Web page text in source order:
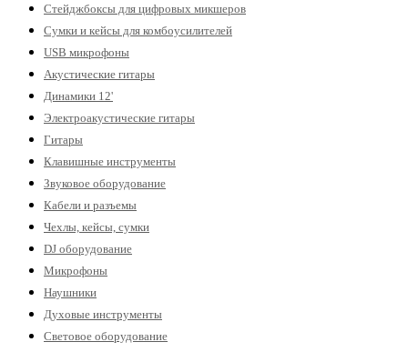
Стейджбоксы для цифровых микшеров
Сумки и кейсы для комбоусилителей
USB микрофоны
Акустические гитары
Динамики 12'
Электроакустические гитары
Гитары
Клавишные инструменты
Звуковое оборудование
Кабели и разъемы
Чехлы, кейсы, сумки
DJ оборудование
Микрофоны
Наушники
Духовые инструменты
Световое оборудование